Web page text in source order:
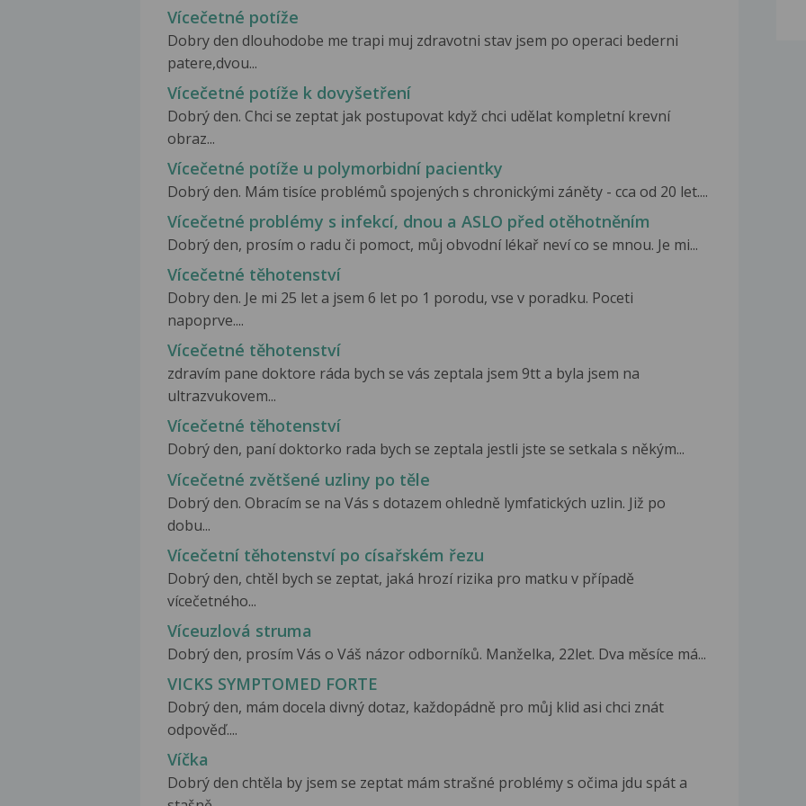
Vícečetné potíže
Dobry den dlouhodobe me trapi muj zdravotni stav jsem po operaci bederni
patere,dvou...
Vícečetné potíže k dovyšetření
Dobrý den. Chci se zeptat jak postupovat když chci udělat kompletní krevní
obraz...
Vícečetné potíže u polymorbidní pacientky
Dobrý den. Mám tisíce problémů spojených s chronickými záněty - cca od 20 let....
Vícečetné problémy s infekcí, dnou a ASLO před otěhotněním
Dobrý den, prosím o radu či pomoct, můj obvodní lékař neví co se mnou. Je mi...
Vícečetné těhotenství
Dobry den. Je mi 25 let a jsem 6 let po 1 porodu, vse v poradku. Poceti
napoprve....
Vícečetné těhotenství
zdravím pane doktore ráda bych se vás zeptala jsem 9tt a byla jsem na
ultrazvukovem...
Vícečetné těhotenství
Dobrý den, paní doktorko rada bych se zeptala jestli jste se setkala s někým...
Vícečetné zvětšené uzliny po těle
Dobrý den. Obracím se na Vás s dotazem ohledně lymfatických uzlin. Již po
dobu...
Vícečetní těhotenství po císařském řezu
Dobrý den, chtěl bych se zeptat, jaká hrozí rizika pro matku v případě
vícečetného...
Víceuzlová struma
Dobrý den, prosím Vás o Váš názor odborníků. Manželka, 22let. Dva měsíce má...
VICKS SYMPTOMED FORTE
Dobrý den, mám docela divný dotaz, každopádně pro můj klid asi chci znát
odpověď....
Víčka
Dobrý den chtěla by jsem se zeptat mám strašné problémy s očima jdu spát a